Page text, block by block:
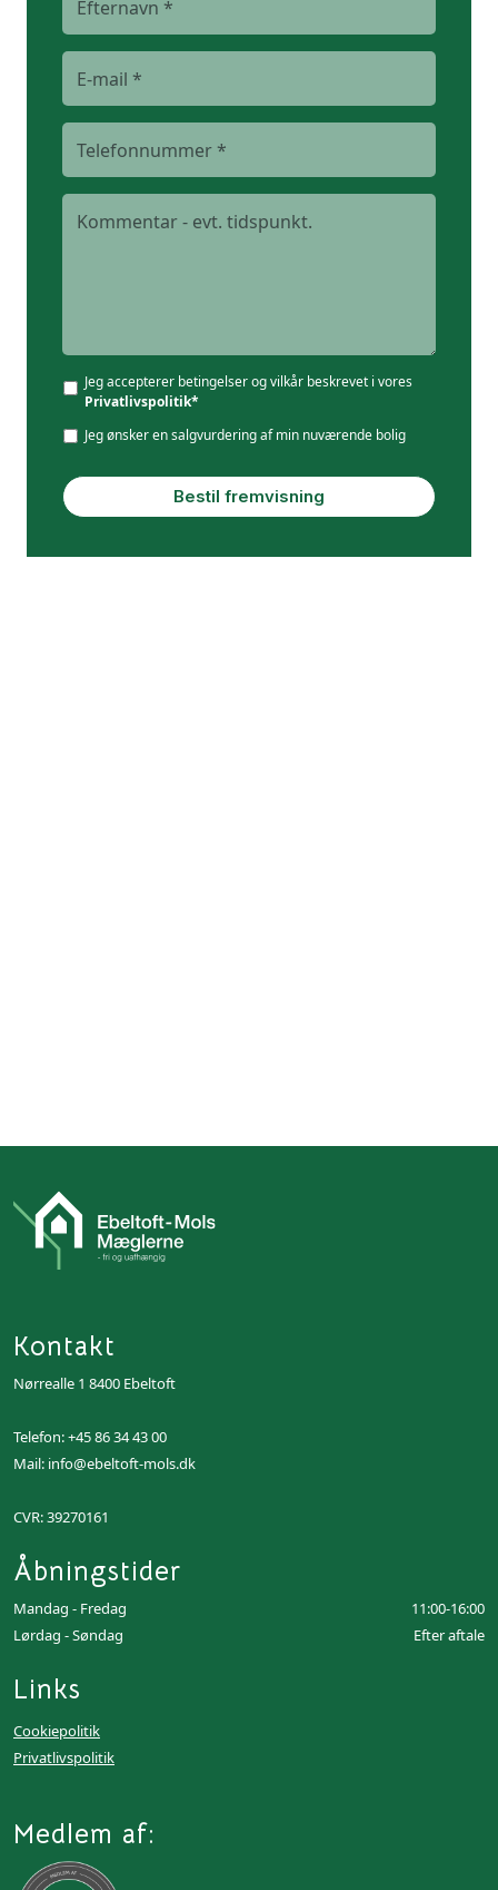
Jeg accepterer betingelser og vilkår beskrevet i vores
Privatlivspolitik*
Jeg ønsker en salgvurdering af min nuværende bolig
Kontakt
Nørrealle 1 8400 Ebeltoft
Telefon:+45 86 34 43 00
Mail: info@ebeltoft-mols.dk
CVR: 39270161
Åbningstider
Mandag - Fredag
11:00-16:00
Lørdag - Søndag
Efter aftale
Links
Cookiepolitik
Privatlivspolitik
Medlem af: